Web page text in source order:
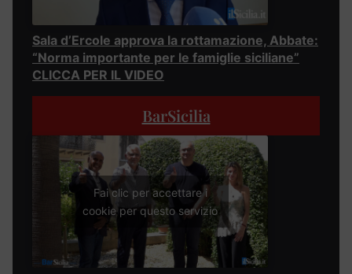
Sala d’Ercole approva la rottamazione, Abbate:
“Norma importante per le famiglie siciliane”
CLICCA PER IL VIDEO
BarSicilia
Fai clic per accettare i
cookie per questo servizio